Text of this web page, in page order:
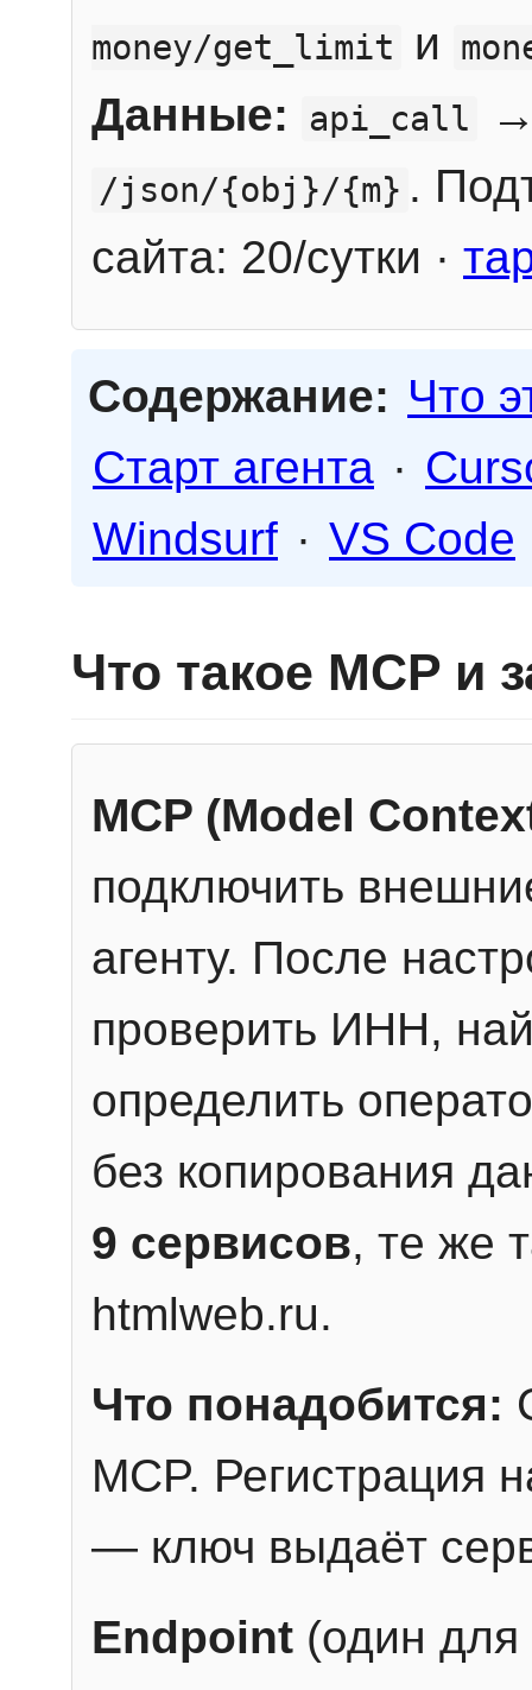
money/get_limit и
Данные: api_call
/json/{obj}/{m} .
сайта: 20/сутки ·
Содержание: Что
Старт агента ·
Windsurf · VS Code
Что такое MCP и
MCP (Model
подключить
агенту. После
проверить ИНН,
определить
без копирования
9 сервисов, те же
htmlweb.ru.
Что понадобится:
MCP. Регистрация
— ключ выдаёт
Endpoint (один для